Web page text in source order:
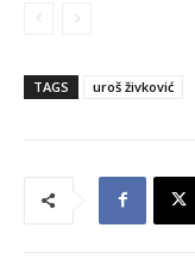
TAGS uroš živković